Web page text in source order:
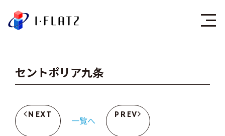
セントポリア九条
NEXT
一覧へ
PREV